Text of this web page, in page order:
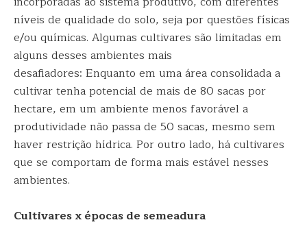
níveis de qualidade do solo, seja por questões físicas
e/ou químicas. Algumas cultivares são limitadas em
alguns desses ambientes mais
desafiadores: Enquanto em uma área consolidada a
cultivar tenha potencial de mais de 80 sacas por
hectare, em um ambiente menos favorável a
produtividade não passa de 50 sacas, mesmo sem
haver restrição hídrica. Por outro lado, há cultivares
que se comportam de forma mais estável nesses
ambientes.
Cultivares x épocas de semeadura